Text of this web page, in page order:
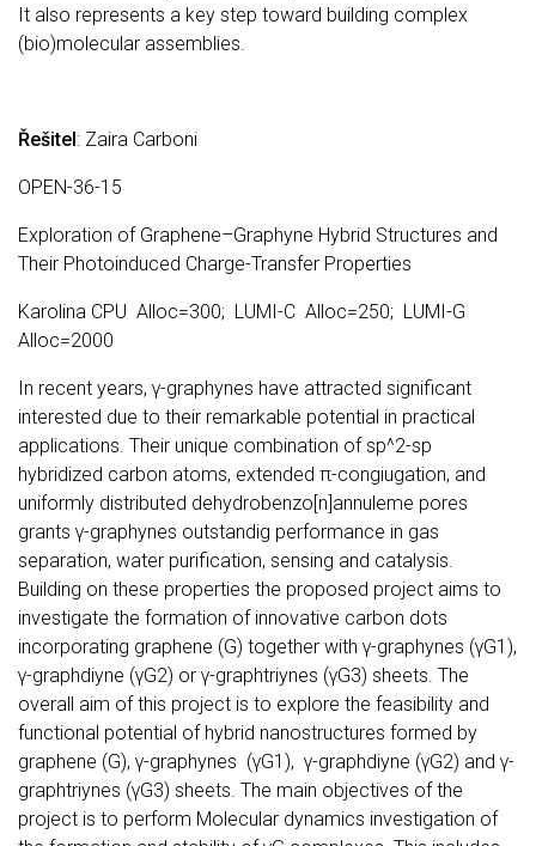
It also represents a key step toward building complex
(bio)molecular assemblies.
Řešitel : Zaira Carboni
OPEN-36-15
Exploration of Graphene–Graphyne Hybrid Structures and
Their Photoinduced Charge-Transfer Properties
Karolina CPU Alloc=300; LUMI-C Alloc=250; LUMI-G
Alloc=2000
In recent years, γ-graphynes have attracted significant
interested due to their remarkable potential in practical
applications. Their unique combination of sp^2-sp
hybridized carbon atoms, extended π-congiugation, and
uniformly distributed dehydrobenzo[n]annuleme pores
grants γ-graphynes outstandig performance in gas
separation, water purification, sensing and catalysis.
Building on these properties the proposed project aims to
investigate the formation of innovative carbon dots
incorporating graphene (G) together with γ-graphynes (γG1),
γ-graphdiyne (γG2) or γ-graphtriynes (γG3) sheets. The
overall aim of this project is to explore the feasibility and
functional potential of hybrid nanostructures formed by
graphene (G), γ-graphynes (γG1), γ-graphdiyne (γG2) and γ-
graphtriynes (γG3) sheets. The main objectives of the
project is to perform Molecular dynamics investigation of